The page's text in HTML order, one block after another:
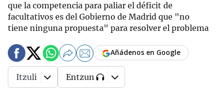
que la competencia para paliar el déficit de
facultativos es del Gobierno de Madrid que "no
tiene ninguna propuesta" para resolver el problema
Añádenos en Google
Itzuli Entzun